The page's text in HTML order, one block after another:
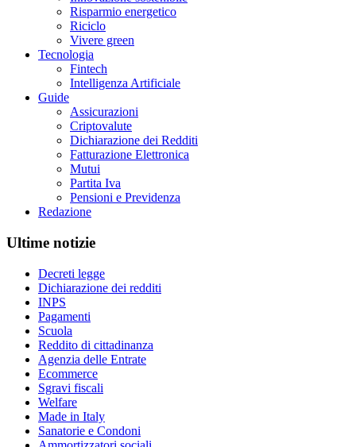
Risparmio energetico
Riciclo
Vivere green
Tecnologia
Fintech
Intelligenza Artificiale
Guide
Assicurazioni
Criptovalute
Dichiarazione dei Redditi
Fatturazione Elettronica
Mutui
Partita Iva
Pensioni e Previdenza
Redazione
Ultime notizie
Decreti legge
Dichiarazione dei redditi
INPS
Pagamenti
Scuola
Reddito di cittadinanza
Agenzia delle Entrate
Ecommerce
Sgravi fiscali
Welfare
Made in Italy
Sanatorie e Condoni